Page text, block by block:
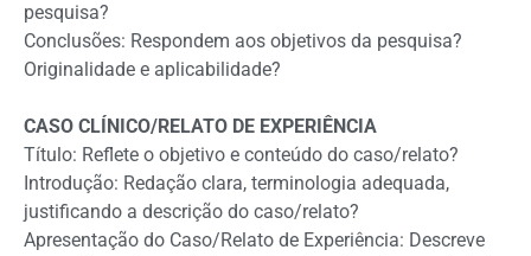
pesquisa?
Conclusões: Respondem aos objetivos da pesquisa?
Originalidade e aplicabilidade?
CASO CLÍNICO/RELATO DE EXPERIÊNCIA
Título: Reflete o objetivo e conteúdo do caso/relato?
Introdução: Redação clara, terminologia adequada,
justificando a descrição do caso/relato?
Apresentação do Caso/Relato de Experiência: Descreve